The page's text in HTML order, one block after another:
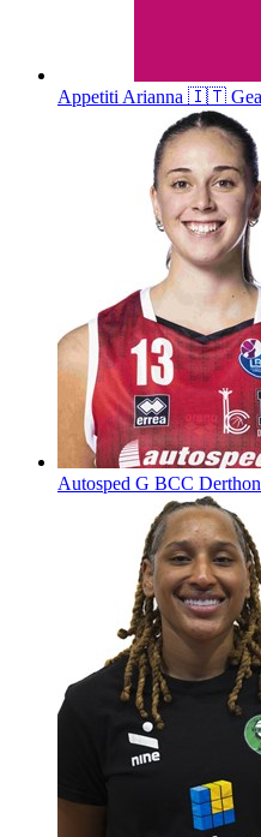
AppetitiArianna 🇮🇹
Autosped G BCC